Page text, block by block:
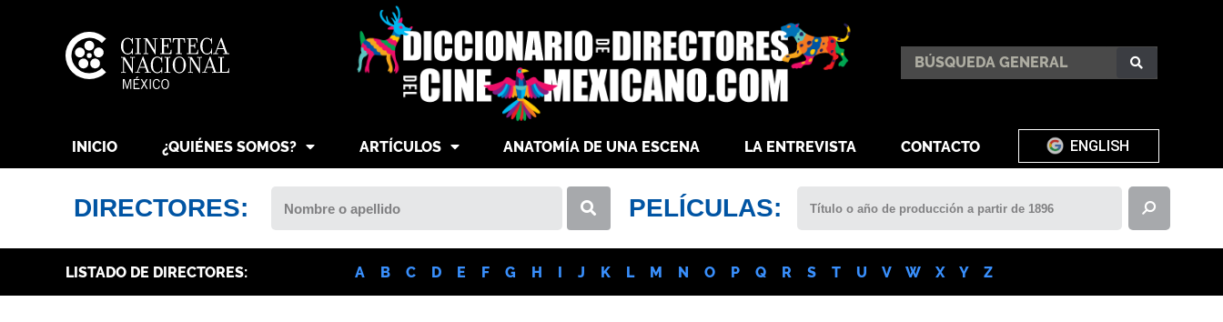
INICIO ¿QUIÉNES SOMOS? ARTÍCULOS ANATOMÍA DE UNA ESCENA LA ENTREVISTA CONTACTO ENGLISH
DIRECTORES: PELÍCULAS:
LISTADO DE DIRECTORES: A B C D E F G H I J K L M N O P Q R S T U V W X Y Z